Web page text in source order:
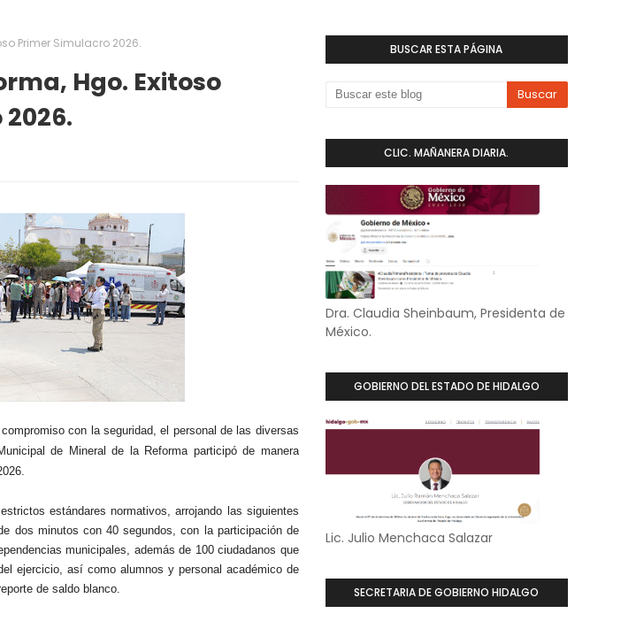
Primer Simulacro 2026.
Hgo. Exitoso
con la seguridad, el personal de las diversas
de Mineral de la Reforma participó de manera
estándares normativos, arrojando las siguientes
dos minutos con 40 segundos, con la participación de
municipales, además de 100 ciudadanos que
ejercicio, así como alumnos y personal académico de
de saldo blanco.
BUSCAR ESTA PÁGINA
CLIC. MAÑANERA DIARIA.
Dra. Claudia Sheinbaum, Presidenta de
México.
GOBIERNO DEL ESTADO DE HIDALGO
Lic. Julio Menchaca Salazar
SECRETARIA DE GOBIERNO HIDALGO